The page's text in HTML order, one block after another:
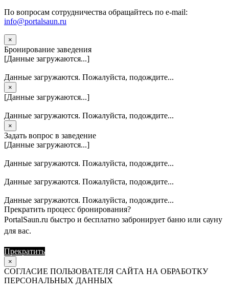
По вопросам сотрудничества обращайтесь по e-mail:
info@portalsaun.ru
×
Бронирование заведения
[Данные загружаются...]
Данные загружаются. Пожалуйста, подождите...
×
[Данные загружаются...]
Данные загружаются. Пожалуйста, подождите...
×
Задать вопрос в заведение
[Данные загружаются...]
Данные загружаются. Пожалуйста, подождите...
Данные загружаются. Пожалуйста, подождите...
Данные загружаются. Пожалуйста, подождите...
Прекратить процесс бронирования?
PortalSaun.ru быстро и бесплатно забронирует баню или сауну
для вас.
Прекратить
×
СОГЛАСИЕ ПОЛЬЗОВАТЕЛЯ САЙТА НА ОБРАБОТКУ
ПЕРСОНАЛЬНЫХ ДАННЫХ